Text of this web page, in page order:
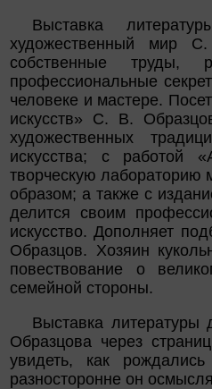
Выставка
художественный мир
собственные труды,
профессиональные
человеке и мастере.
искусств» С. В.
художественных
искусства; с работой
творческую лабораторию
образом; а также с
делится своим
искусство. Дополняет
Образцов. Хозяин
повествование о
семейной стороны.
Выставка литературы
Образцова через
увидеть, как
разносторонне он